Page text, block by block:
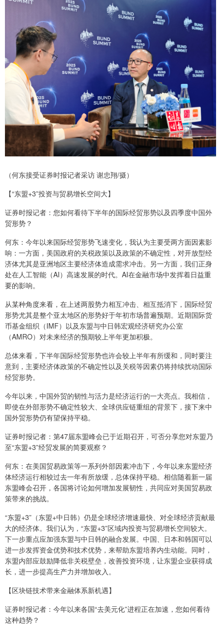
（何东接受证券时报记者采访 谢忠翔/摄）
【“东盟+3”投资与贸易增长空间大】
证券时报记者：您如何看待下半年的国际经贸形势以及四季度中国外
贸形势？
何东：今年以来国际经贸形势飞速变化，我认为主要受两方面因素影
响：一方面，美国政府的关税政策以及政策的不确定性，对开放型经
济体尤其是亚洲地区主要经济体造成需求冲击。另一方面，我们正身
处在人工智能（AI）高速发展的时代。AI在金融市场中发挥着日益重
要的影响。
从某种角度来看，在上述两股势力相互冲击、相互抵消下，国际经贸
形势尤其是整个亚太地区的形势好于年初市场普遍预期。近期国际货
币基金组织（IMF）以及东盟与中日韩宏观经济研究办公室
（AMRO）对未来经济的预期较上半年更加积极。
总体来看，下半年国际经贸形势也许会较上半年有所缓和，同时要注
意到，主要经济体政策的不确定性以及关税等因素仍将持续扰动国际
经贸形势。
今年以来，中国外贸的韧性与活力是经济运行的一大亮点。我相信，
即使在外部形势不确定性较大、全球供应链重组的背景下，接下来中
国外贸形势仍有望保持平稳。
证券时报记者：第47届东盟峰会已于近期召开，可否分享您对东盟乃
至“东盟+3”经贸发展的简要观察？
何东：在美国贸易政策等一系列外部因素冲击下，今年以来东盟经济
体经济运行相较过去一年有所放缓，总体保持平稳。相信随着新一届
东盟峰会召开，各国将讨论如何增加发展韧性，共同应对美国贸易政
策带来的挑战。
“东盟+3”（东盟+中日韩）仍是全球经济增速最快、对全球经济贡献最
大的经济体。我们认为，“东盟+3”区域内投资与贸易增长空间较大。
下一步重点应加强东盟与中日韩的融合发展。中国、日本和韩国可以
进一步发挥资金优势和技术优势，来帮助东盟培养内生动能。同时，
东盟内部应鼓励降低非关税壁垒，改善投资环境，让东盟企业获得成
长，进一步提高生产力并增加收入。
【区块链技术带来金融体系新机遇】
证券时报记者：今年以来各国“去美元化”进程正在加速，您如何看待
这种趋势？